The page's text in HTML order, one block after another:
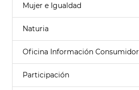
Mujer e Igualdad
Naturia
Oficina Información Consumidor
Participación